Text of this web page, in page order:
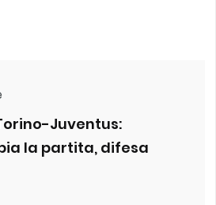
Juventus:
la partita, difesa